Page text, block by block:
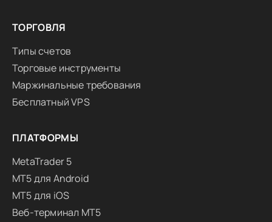
ТОРГОВЛЯ
Типы счетов
Торговые инструменты
Маржинальные требования
Бесплатный VPS
ПЛАТФОРМЫ
MetaTrader 5
MT5 для Android
MT5 для iOS
Веб-терминал MT5